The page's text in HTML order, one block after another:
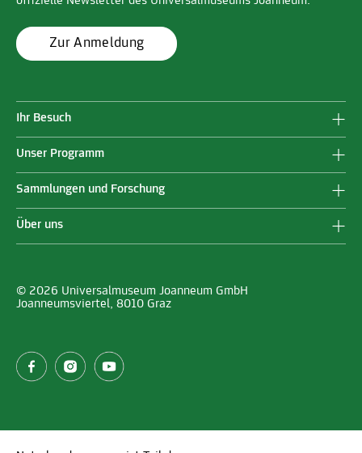
Zur Anmeldung
Ihr Besuch
Unser Programm
Sammlungen und Forschung
Über uns
© 2026 Universalmuseum Joanneum GmbH
Joanneumsviertel, 8010 Graz